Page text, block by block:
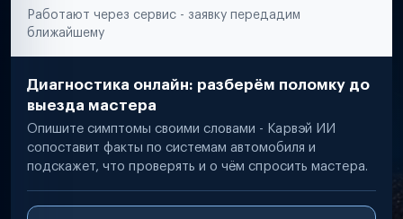
Работают через сервис - заявку передадим
ближайшему
Диагностика онлайн: разберём поломку до
выезда мастера
Опишите симптомы своими словами - Карвэй ИИ
сопоставит факты по системам автомобиля и
подскажет, что проверять и о чём спросить мастера.